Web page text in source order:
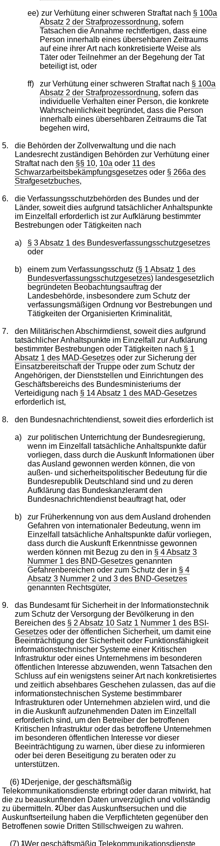
ee) zur Verhütung einer schweren Straftat nach § 100a
Absatz 2 der Strafprozessordnung, sofern
Tatsachen die Annahme rechtfertigen, dass eine
Person innerhalb eines übersehbaren Zeitraums
auf eine ihrer Art nach konkretisierte Weise als
Täter oder Teilnehmer an der Begehung der Tat
beteiligt ist, oder
ff) zur Verhütung einer schweren Straftat nach § 100a
Absatz 2 der Strafprozessordnung, sofern das
individuelle Verhalten einer Person, die konkrete
Wahrscheinlichkeit begründet, dass die Person
innerhalb eines übersehbaren Zeitraums die Tat
begehen wird,
5.
die Behörden der Zollverwaltung und die nach
Landesrecht zuständigen Behörden zur Verhütung einer
Straftat nach den §§ 10, 10a oder 11 des
Schwarzarbeitsbekämpfungsgesetzes oder § 266a des
Strafgesetzbuches,
6.
die Verfassungsschutzbehörden des Bundes und der
Länder, soweit dies aufgrund tatsächlicher Anhaltspunkte
im Einzelfall erforderlich ist zur Aufklärung bestimmter
Bestrebungen oder Tätigkeiten nach
a)
§ 3 Absatz 1 des Bundesverfassungsschutzgesetzes
oder
b) einem zum Verfassungsschutz (§ 1 Absatz 1 des
Bundesverfassungsschutzgesetzes) landesgesetzlich
begründeten Beobachtungsauftrag der
Landesbehörde, insbesondere zum Schutz der
verfassungsmäßigen Ordnung vor Bestrebungen und
Tätigkeiten der Organisierten Kriminalität,
7.
den Militärischen Abschirmdienst, soweit dies aufgrund
tatsächlicher Anhaltspunkte im Einzelfall zur Aufklärung
bestimmter Bestrebungen oder Tätigkeiten nach § 1
Absatz 1 des MAD-Gesetzes oder zur Sicherung der
Einsatzbereitschaft der Truppe oder zum Schutz der
Angehörigen, der Dienststellen und Einrichtungen des
Geschäftsbereichs des Bundesministeriums der
Verteidigung nach § 14 Absatz 1 des MAD-Gesetzes
erforderlich ist,
8. den Bundesnachrichtendienst, soweit dies erforderlich ist
a)
zur politischen Unterrichtung der Bundesregierung,
wenn im Einzelfall tatsächliche Anhaltspunkte dafür
vorliegen, dass durch die Auskunft Informationen über
das Ausland gewonnen werden können, die von
außen- und sicherheitspolitischer Bedeutung für die
Bundesrepublik Deutschland sind und zu deren
Aufklärung das Bundeskanzleramt den
Bundesnachrichtendienst beauftragt hat, oder
b)
zur Früherkennung von aus dem Ausland drohenden
Gefahren von internationaler Bedeutung, wenn im
Einzelfall tatsächliche Anhaltspunkte dafür vorliegen,
dass durch die Auskunft Erkenntnisse gewonnen
werden können mit Bezug zu den in § 4 Absatz 3
Nummer 1 des BND-Gesetzesgenannten
Gefahrenbereichen oder zum Schutz der in § 4
Absatz 3 Nummer 2 und 3 des BND-Gesetzes
genannten Rechtsgüter,
9.
das Bundesamt für Sicherheit in der Informationstechnik
zum Schutz der Versorgung der Bevölkerung in den
Bereichen des § 2 Absatz 10 Satz 1 Nummer 1 des BSI-
Gesetzes oder der öffentlichen Sicherheit, um damit eine
Beeinträchtigung der Sicherheit oder Funktionsfähigkeit
informationstechnischer Systeme einer Kritischen
Infrastruktur oder eines Unternehmens im besonderen
öffentlichen Interesse abzuwenden, wenn Tatsachen den
Schluss auf ein wenigstens seiner Art nach konkretisiertes
und zeitlich absehbares Geschehen zulassen, das auf die
informationstechnischen Systeme bestimmbarer
Infrastrukturen oder Unternehmen abzielen wird, und die
in die Auskunft aufzunehmenden Daten im Einzelfall
erforderlich sind, um den Betreiber der betroffenen
Kritischen Infrastruktur oder das betroffene Unternehmen
im besonderen öffentlichen Interesse vor dieser
Beeinträchtigung zu warnen, über diese zu informieren
oder bei deren Beseitigung zu beraten oder zu
unterstützen.
(6)1Derjenige, der geschäftsmäßig
Telekommunikationsdienste erbringt oder daran mitwirkt, hat
die zu beauskunftenden Daten unverzüglich und vollständig
zu übermitteln.2Über das Auskunftsersuchen und die
Auskunftserteilung haben die Verpflichteten gegenüber den
Betroffenen sowie Dritten Stillschweigen zu wahren.
(7)1Wer geschäftsmäßig Telekommunikationsdienste